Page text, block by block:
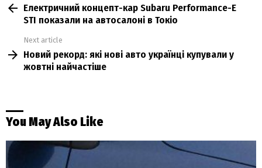
moreЕлектричний концепт-кар Subaru Performance-E
STI показали на автосалоні в Токіо
Next article
Новий рекорд: які нові авто українці купували у
жовтні найчастіше
You May Also Like